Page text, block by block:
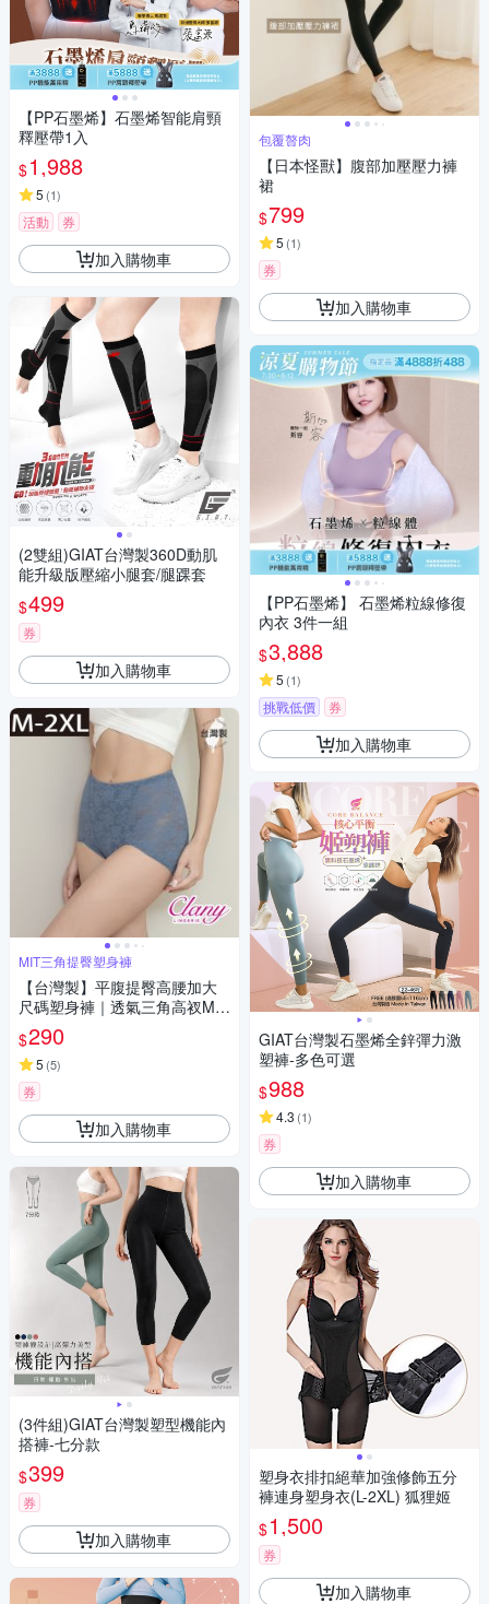
【PP石墨烯】石墨烯智能肩頸
釋壓帶1入
$1,988
5 (1)
活動 券
加入購物車
(2雙組)GIAT台灣製360D動肌
能升級版壓縮小腿套/腿踝套
$499
券
加入購物車
MIT三角提臀塑身褲
【台灣製】平腹提臀高腰加大
尺碼塑身褲｜透氣三角高衩M-2
XL/Q內褲 1965 灰色【可蘭霓C
lany】
$290
5 (5)
券
加入購物車
(3件組)GIAT台灣製塑型機能內
搭褲-七分款
$399
券
加入購物車
包覆贅肉
【日本怪獸】腹部加壓壓力褲
裙
$799
5 (1)
券
加入購物車
【PP石墨烯】 石墨烯粒線修復
內衣 3件一組
$3,888
5 (1)
挑戰低價 券
加入購物車
GIAT台灣製石墨烯全鋅彈力激
塑褲-多色可選
$988
4.3 (1)
券
加入購物車
塑身衣排扣絕華加強修飾五分
褲連身塑身衣(L-2XL) 狐狸姬
$1,500
券
加入購物車